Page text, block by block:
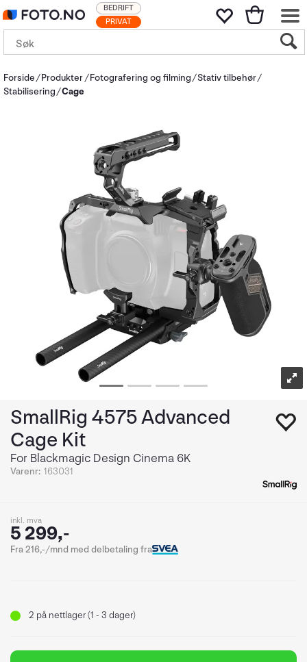
PRIVAT
BEDRIFT
Forside Produkter Fotografering og filming Stativ tilbehør
Stabilisering
Cage
SmallRig 4575 Advanced
Cage Kit
For Blackmagic Design Cinema 6K
Varenr: 163031
inkl. mva
5 299,-
Fra 216,-/mnd med delbetaling fra
2 på nettlager (1 - 3 dager)